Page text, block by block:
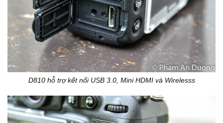
D810 hỗ trợ kết nối USB 3.0, Mini HDMI và Wirelesss